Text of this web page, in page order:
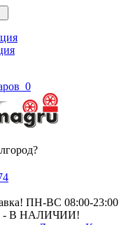
0
?
ПН-ВС 08:00-23:00
- В НАЛИЧИИ!